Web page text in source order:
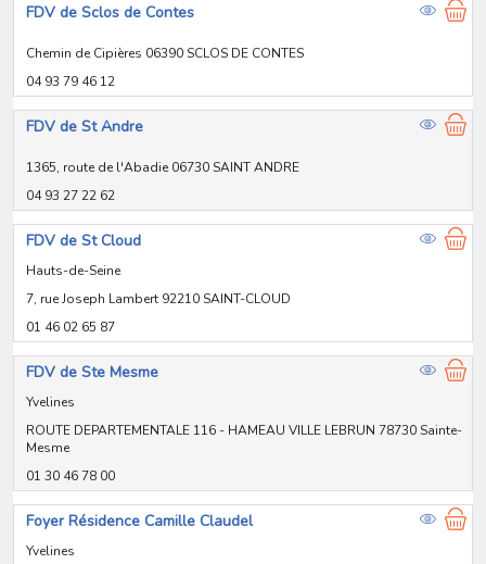
FDV de Sclos de Contes
Chemin de Cipières 06390 SCLOS DE CONTES
04 93 79 46 12
FDV de St Andre
1365, route de l'Abadie 06730 SAINT ANDRE
04 93 27 22 62
FDV de St Cloud
Hauts-de-Seine
7, rue Joseph Lambert 92210 SAINT-CLOUD
01 46 02 65 87
FDV de Ste Mesme
Yvelines
ROUTE DEPARTEMENTALE 116 - HAMEAU VILLE LEBRUN 78730 Sainte-
Mesme
01 30 46 78 00
Foyer Résidence Camille Claudel
Yvelines